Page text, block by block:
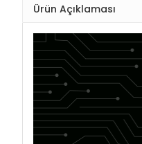
Ürün Açıklaması